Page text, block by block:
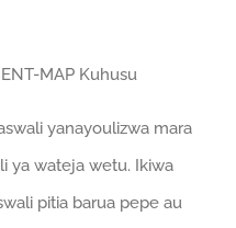
yanayoulizwa mara
ya wateja wetu. Ikiwa
pitia barua pepe au